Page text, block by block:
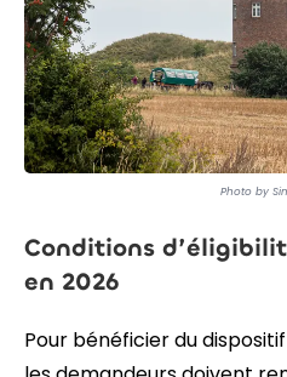
Photo by
Conditions
en 2026
Pour bénéficier du